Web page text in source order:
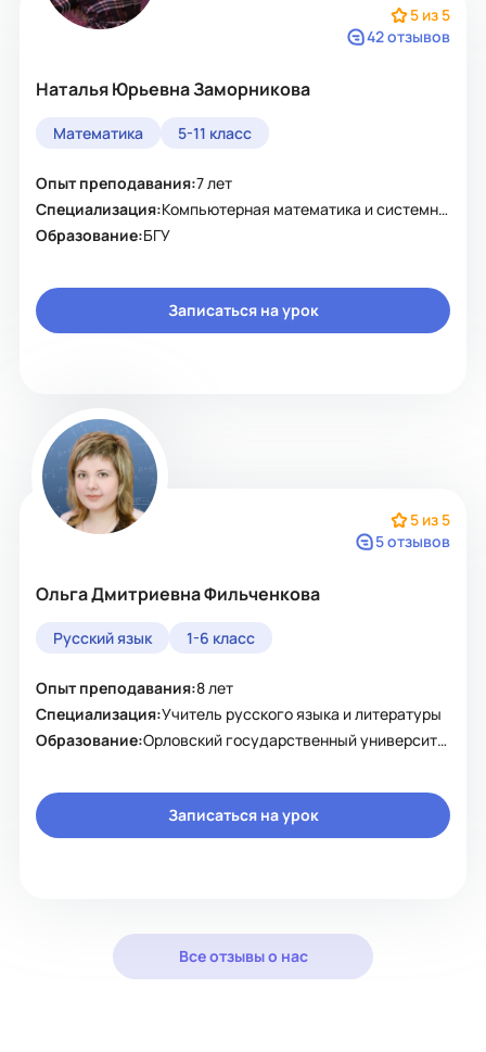
5 из 5
42 отзывов
Наталья Юрьевна Заморникова
Математика 5-11 класс
Опыт преподавания:7 лет
Специализация:
Компьютерная математика и системный анализ
Образование:БГУ
Записаться на урок
5 из 5
5 отзывов
Ольга Дмитриевна Фильченкова
Русский язык 1-6 класс
Опыт преподавания:8 лет
Специализация:Учитель русского языка и литературы
Образование:
Орловский государственный университет имени И.С.Тургенева&amp;amp;amp;amp;amp;amp;amp;amp;amp;amp;amp;amp;amp;amp;amp;amp;amp;amp;amp;amp;amp;amp;amp;amp;amp;amp;quot;
Записаться на урок
Все отзывы о нас